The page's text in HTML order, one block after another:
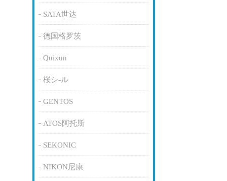
SATA世达
德国格罗茨
Quixun
桜シ-ル
GENTOS
ATOS阿托斯
SEKONIC
NIKON尼康